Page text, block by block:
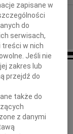
i gotowa
po Ciebie
zapisane w
do
serwisach,
treści w nich
Jeśli nie
zakres lub
przejdź do
także do
z danymi